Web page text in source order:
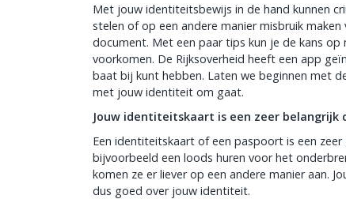
Met jouw identiteitsbewijs in de hand kunnen
stelen of op een andere manier misbruik
document. Met een paar tips kun je de kans
voorkomen. De Rijksoverheid heeft een app
baat bij kunt hebben. Laten we beginnen met
met jouw identiteit om gaat.
Jouw identiteitskaart is een zeer belangrijk
Een identiteitskaart of een paspoort is een
bijvoorbeeld een loods huren voor het
komen ze er liever op een andere manier aan.
dus goed over jouw identiteit.